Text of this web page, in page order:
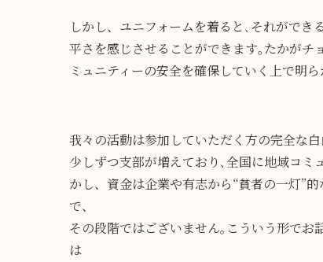
しかし、ユニフォームを着ると､それがで
平さを感じさせることができます｡たかがチ
ミュニティーの安全を確保していく上で明ら
我々の活動は参加していただく方の完全な
少しずつ支部が増えており､全国に地域コ
かし、資金は企業や有志から“貧者の一灯”
で、
その段階ではございません｡こういう形で
は